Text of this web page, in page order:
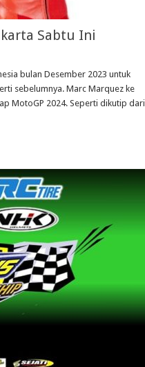
Sabtu Ini
bulan Desember 2023 untuk
sebelumnya. Marc Marquez ke
MotoGP 2024. Seperti dikutip dari